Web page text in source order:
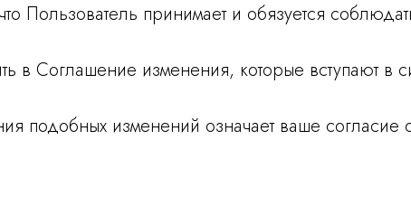
Пользователь принимает и обязуется
в Соглашение изменения, которые вступают в
подобных изменений означает ваше согласие